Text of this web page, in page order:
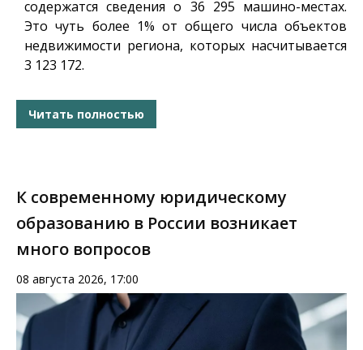
содержатся сведения о 36 295 машино-местах.
Это чуть более 1% от общего числа объектов
недвижимости региона, которых насчитывается
3 123 172.
Читать полностью
К современному юридическому
образованию в России возникает
много вопросов
08 августа 2026, 17:00